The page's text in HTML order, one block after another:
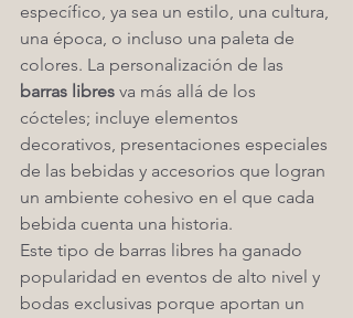
específico, ya sea un estilo, una cultura,
una época, o incluso una paleta de
colores. La personalización de las
barras libres va más allá de los
cócteles; incluye elementos
decorativos, presentaciones especiales
de las bebidas y accesorios que logran
un ambiente cohesivo en el que cada
bebida cuenta una historia.
Este tipo de barras libres ha ganado
popularidad en eventos de alto nivel y
bodas exclusivas porque aportan un